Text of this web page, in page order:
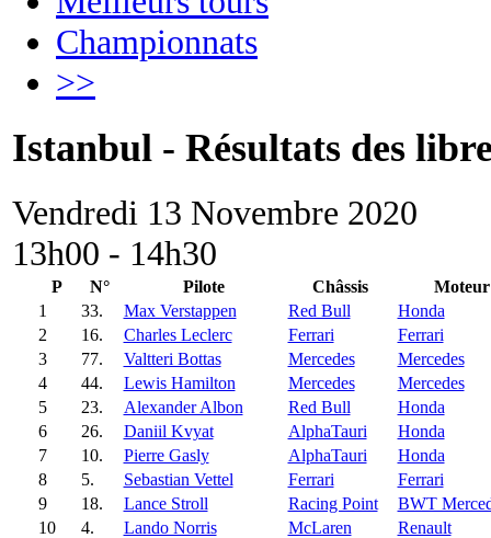
Championnats
>>
Istanbul - Résultats des
Vendredi 13 Novembre 2020
13h00 - 14h30
P N° Pilote Châssis
Moteur
1
33. Max Verstappen Red Bull
Honda
2
16. Charles Leclerc Ferrari
Ferrari
3
77. Valtteri Bottas Mercedes
Mercedes
4
44. Lewis Hamilton Mercedes
Mercedes
5
23. Alexander Albon Red Bull
Honda
6
26. Daniil Kvyat AlphaTauri
Honda
7
10. Pierre Gasly AlphaTauri
Honda
8
5. Sebastian Vettel Ferrari
Ferrari
9
18. Lance Stroll Racing Point
BWT
10
4. Lando Norris McLaren
Renault